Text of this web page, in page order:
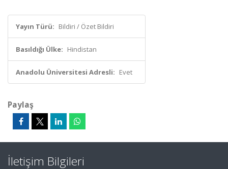
Yayın Türü: Bildiri / Özet Bildiri
Basıldığı Ülke: Hindistan
Anadolu Üniversitesi Adresli: Evet
Paylaş
İletişim Bilgileri